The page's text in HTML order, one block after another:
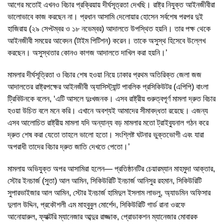
আগের মতোই এখনও বিচার প্রক্রিয়ায় দীর্ঘসূত্রতা দেখছি। রাষ্ট্র নিযুক্ত আইনজীবীরা
ভালোভাবে কাজ করছেন না। প্রধান আসামি দেলোয়ার হোসেন সর্বশেষ পরপর দুই
হাজিরায় (২৯ সেপ্টম্বর ও ১৮ নভেম্বর) আদালতে উপস্থিত হয়নি। তার পক্ষ থেকে
আইনজীবী সময়ের আবেদন (টাইম পিটিশন) করেন। তাকে অসুস্থ হিসেবে উল্লেখ
করছেন। অসুস্থতার কোনও কাগজ আদালতে দাখিল করা হয়নি।’
মামলার দীর্ঘসূত্রিতা ও বিচার শেষ হওয়া নিয়ে ঢাকার প্রথম অতিরিক্ত জেলা জজ
আদালতের রাষ্ট্রপক্ষের আইনজীবী অ্যাসিস্ট্যান্ট পাবলিক প্রসিকিউটর (এপিপি) বাংলা
ট্রিবিউনকে বলেন, ‘এটি আসলে দুঃখজনক। এসব রাষ্ট্রীয় গুরুত্বপূর্ণ মামলা দ্রুত বিচার
হওয়া উচিত বলে মনে করি। এখানে অবশ্যই আমাদের সীমাবদ্ধতা রয়েছে। এজন্য
এসব আলোচিত রাষ্ট্রীয় মামলা যদি অন্যান্য বড় মামলার মতো ট্রাইব্যুনাল গঠন করে
দ্রুত শেষ করা যেতো তাহলে ভালো হতো। সংশ্লিষ্ট ঘটনার ভুক্তভোগী এবং যারা
অপরাধী তাদের বিচার দ্রুত জাতি দেখতে পেতো।’
মামলায় অভিযুক্ত অপর আসামিরা হলেন— প্রতিষ্ঠানটির চেয়ারম্যান মাহমুদা আক্তার,
স্টোর ইনচার্জ (সুতা) আল আমিন, সিকিউরিটি ইনচার্জ আনিসুর রহমান, সিকিউরিটি
সুপারভাইজার আল আমিন, স্টোর ইনচার্জ হামিদুল ইসলাম লাভলু, অ্যাডমিন অফিসার
দুলাল উদ্দিন, প্রকৌশলী এম মাহবুবুল মোর্শেদ, সিকিউরিটি গার্ড রানা ওরফে
আনোয়ারুল, ফ্যাক্টরি ম্যানেজার আব্দুর রাজ্জাক, প্রোডাকশন ম্যানেজার মোবারক